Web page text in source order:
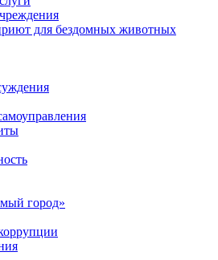
для бездомных животных
город»